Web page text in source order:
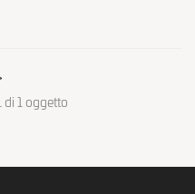
1 oggetto